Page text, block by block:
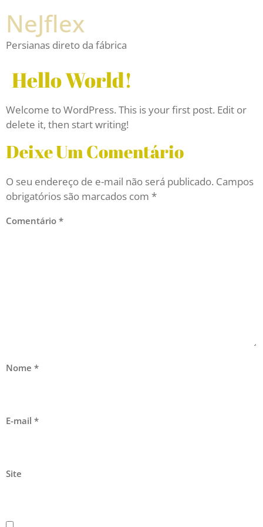
NeJflex
Persianas direto da fábrica
Hello World!
Welcome to WordPress. This is your first post. Edit or
delete it, then start writing!
Deixe Um Comentário
O seu endereço de e-mail não será publicado. Campos
obrigatórios são marcados com *
Comentário *
Nome *
E-mail *
Site